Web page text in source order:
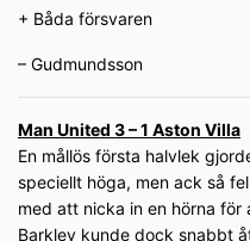
+ Båda försvaren
– Gudmundsson
Man United 3 – 1 Aston Villa
En mållös första halvlek
speciellt höga, men ack så
med att nicka in en hörna
Barkley kunde dock snabbt